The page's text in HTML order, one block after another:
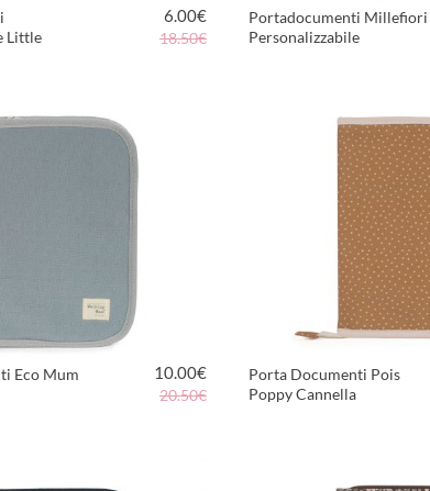
Little
6.00€
18.50€
Portadocumenti Millefiori
Personalizzabile
Eco Mum
10.00€
20.50€
Porta Documenti Pois
Poppy Cannella